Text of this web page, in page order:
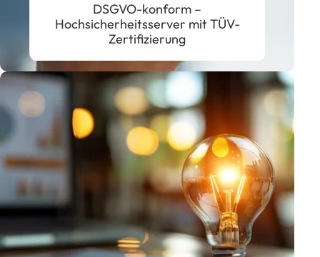
DSGVO-konform –
Hochsicherheitsserver mit TÜV-
Zertifizierung